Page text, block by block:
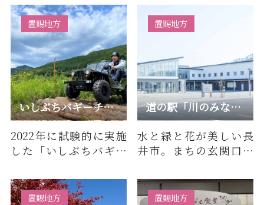
日程：5/18(土)、19日
(…
ます。樹高は13メート
ル、根元…
いしぶちバギーチャレンジ
置賜地方
2022年に試験的に実施
した「いしぶちバギー
げさまで3年目を迎える
ことが…
道の駅「川のみなと長井」
置賜地方
水と緑と花が美しい長
井市。まちの玄関口と
特産物の紹介を行って
います。…
置賜地方 置賜地方